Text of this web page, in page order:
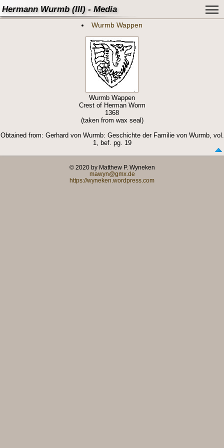
Hermann Wurmb (III) - Media
Wurmb Wappen
Wurmb Wappen
Crest of Herman Worm
1368
(taken from wax seal)
Obtained from: Gerhard von Wurmb: Geschichte der Familie von Wurmb, vol.
1, bef. pg. 19
© 2020 by Matthew P. Wyneken
mawyn@gmx.de
https://wyneken.wordpress.com